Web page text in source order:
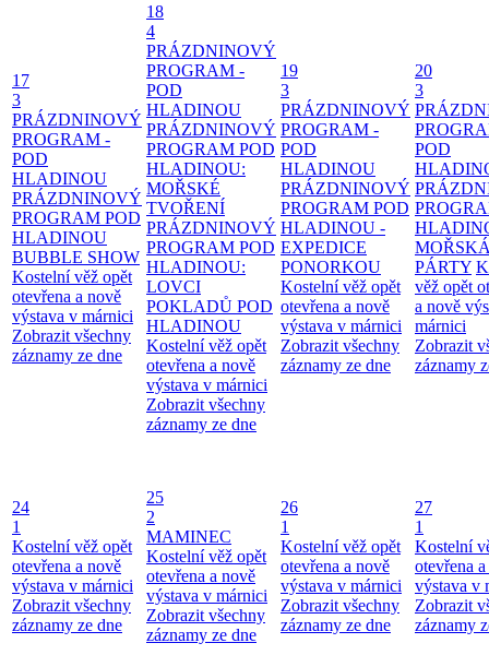
17
3
PRÁZDNINOVÝ
PROGRAM -
POD
HLADINOU
PRÁZDNINOVÝ
PROGRAM POD
HLADINOU
BUBBLE SHOW
Kostelní věž opět
otevřena a nově
výstava v márnici
Zobrazit všechny
záznamy ze dne
18
4
PRÁZDNINOVÝ
PROGRAM -
POD
HLADINOU
PRÁZDNINOVÝ
PROGRAM POD
HLADINOU:
MOŘSKÉ
TVOŘENÍ
PRÁZDNINOVÝ
PROGRAM POD
HLADINOU:
LOVCI
POKLADŮ POD
HLADINOU
Kostelní věž opět
otevřena a nově
výstava v márnici
Zobrazit všechny
záznamy ze dne
19
3
PRÁZDNINOVÝ
PROGRAM -
POD
HLADINOU
PRÁZDNINOVÝ
PROGRAM POD
HLADINOU -
EXPEDICE
PONORKOU
Kostelní věž opět
otevřena a nově
výstava v márnici
Zobrazit všechny
záznamy ze dne
20
3
POD
PÁRTY
věž opět
a nově
márnici
Zobrazit
záznamy
24
1
Kostelní věž opět
otevřena a nově
výstava v márnici
Zobrazit všechny
záznamy ze dne
25
2
MAMINEC
Kostelní věž opět
otevřena a nově
výstava v márnici
Zobrazit všechny
záznamy ze dne
26
1
Kostelní věž opět
otevřena a nově
výstava v márnici
Zobrazit všechny
záznamy ze dne
27
1
Kostelní
otevřena
výstava v
Zobrazit
záznamy